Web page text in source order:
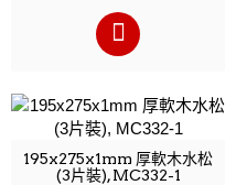
195x275x1mm 厚軟木水松
(3片裝), MC332-1